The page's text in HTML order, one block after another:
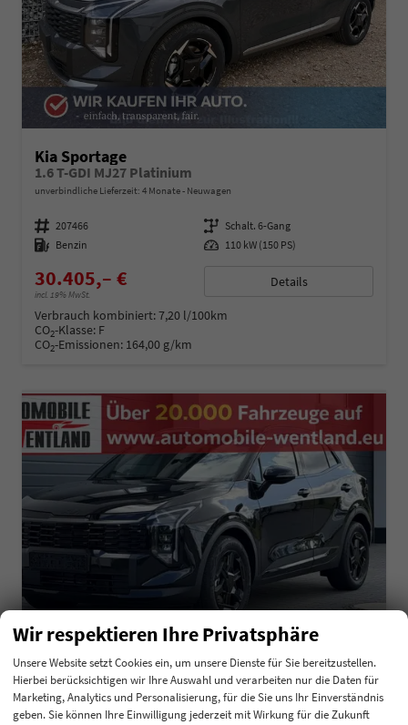
Kia Sportage
1.6 T-GDI MJ27 Platinium
unverbindliche Lieferzeit: 4 Monate Neuwagen
Fahrzeugnummer 207466 Getriebe Schalt. 6-Gang
Kraftstoff Benzin Leistung 110 kW (150 PS)
30.405,– €
incl. 19% MwSt.
Details
Verbrauch kombiniert:7,20 l/100km
CO2-Klasse: F
CO2-Emissionen: 164,00 g/km
Kia Sportage
Black Edition 1,6 T-GDI 110KW MJ27
Wir respektieren Ihre Privatsphäre
Unsere Website setzt Cookies ein, um unsere Dienste für Sie bereitzustellen.
Hierbei berücksichtigen wir Ihre Auswahl und verarbeiten nur die Daten für
Marketing, Analytics und Personalisierung, für die Sie uns Ihr Einverständnis
geben. Sie können Ihre Einwilligung jederzeit mit Wirkung für die Zukunft